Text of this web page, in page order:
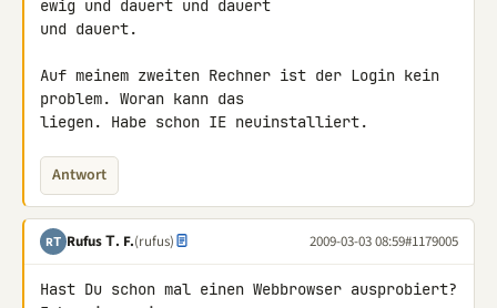
ewig und dauert und dauert
und dauert.
Auf meinem zweiten Rechner ist der Login kein
problem. Woran kann das
liegen. Habe schon IE neuinstalliert.
Antwort
RΤ Rufus Τ. F.(rufus) 2009-03-03 08:59#1179005
Hast Du schon mal einen Webbrowser ausprobiert?